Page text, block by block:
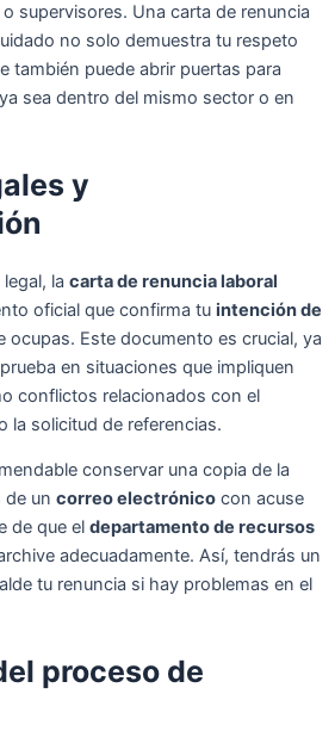
supervisores. Una carta de renuncia
no solo demuestra tu respeto
también puede abrir puertas para
sea dentro del mismo sector o en
y
la carta de renuncia laboral
oficial que confirma tu intención de
ocupas. Este documento es crucial, ya
en situaciones que impliquen
conflictos relacionados con el
la solicitud de referencias.
conservar una copia de la
de un correo electrónico con acuse
de que el departamento de recursos
adecuadamente. Así, tendrás un
tu renuncia si hay problemas en el
proceso de